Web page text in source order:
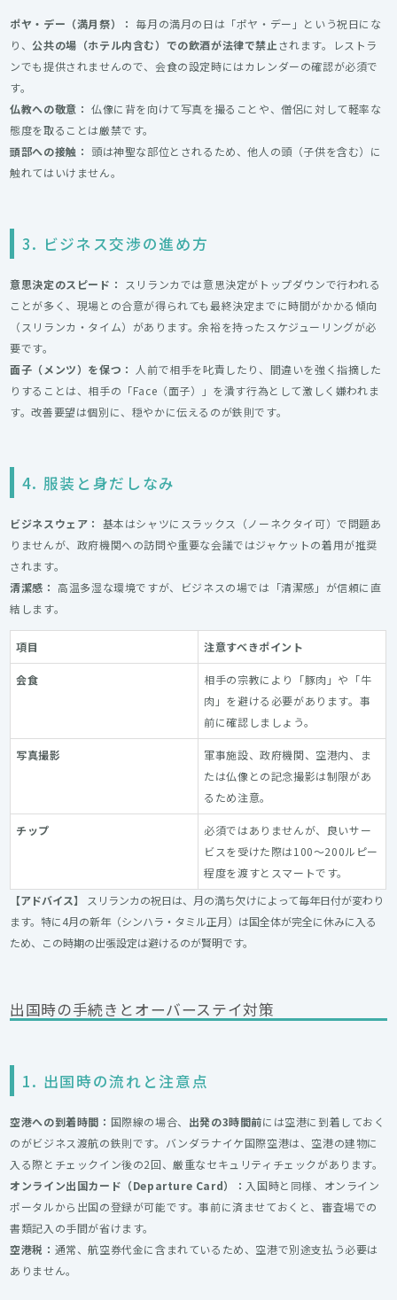
ポヤ・デー（満月祭）： 毎月の満月の日は「ポヤ・デー」という祝日にな
り、公共の場（ホテル内含む）での飲酒が法律で禁止されます。レストラ
ンでも提供されませんので、会食の設定時にはカレンダーの確認が必須で
す。
仏教への敬意： 仏像に背を向けて写真を撮ることや、僧侶に対して軽率な
態度を取ることは厳禁です。
頭部への接触： 頭は神聖な部位とされるため、他人の頭（子供を含む）に
触れてはいけません。
3. ビジネス交渉の進め方
意思決定のスピード：
スリランカでは意思決定がトップダウンで行われる
ことが多く、現場との合意が得られても最終決定までに時間がかかる傾向
（スリランカ・タイム）があります。余裕を持ったスケジューリングが必
要です。
面子（メンツ）を保つ：
人前で相手を叱責したり、間違いを強く指摘した
りすることは、相手の「Face（面子）」を潰す行為として激しく嫌われま
す。改善要望は個別に、穏やかに伝えるのが鉄則です。
4. 服装と身だしなみ
ビジネスウェア： 基本はシャツにスラックス（ノーネクタイ可）で問題あ
りませんが、政府機関への訪問や重要な会議ではジャケットの着用が推奨
されます。
清潔感： 高温多湿な環境ですが、ビジネスの場では「清潔感」が信頼に直
結します。
項目 注意すべきポイント
会食
相手の宗教により「豚肉」や「牛
肉」を避ける必要があります。事
前に確認しましょう。
写真撮影
軍事施設、政府機関、空港内、ま
たは仏像との記念撮影は制限があ
るため注意。
チップ
必須ではありませんが、良いサー
ビスを受けた際は100〜200ルピー
程度を渡すとスマートです。
【アドバイス】
スリランカの祝日は、月の満ち欠けによって毎年日付が変わり
ます。特に4月の新年（シンハラ・タミル正月）は国全体が完全に休みに入る
ため、この時期の出張設定は避けるのが賢明です。
出国時の手続きとオーバーステイ対策
1. 出国時の流れと注意点
空港への到着時間： 国際線の場合、 出発の3時間前には空港に到着しておく
のがビジネス渡航の鉄則です。バンダラナイケ国際空港は、空港の建物に
入る際とチェックイン後の2回、厳重なセキュリティチェックがあります。
オンライン出国カード（Departure Card）： 入国時と同様、オンライン
ポータルから出国の登録が可能です。事前に済ませておくと、審査場での
書類記入の手間が省けます。
空港税： 通常、航空券代金に含まれているため、空港で別途支払う必要は
ありません。